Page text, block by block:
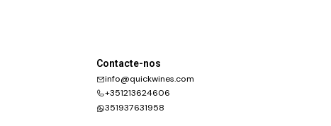
Contacte-nos
info@quickwines.com
+351213624606
351937631958